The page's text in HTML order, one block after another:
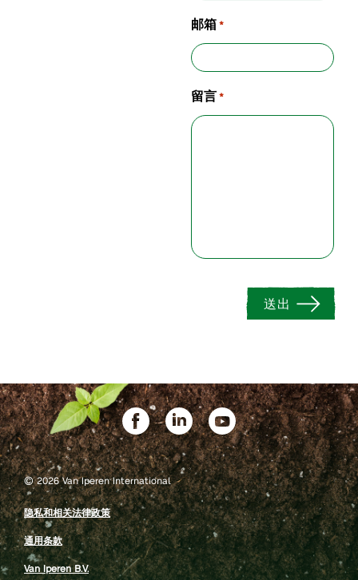
邮箱 *
留言 *
送出
©2026 Van Iperen International
隐私和相关法律政策
通用条款
Van Iperen B.V.